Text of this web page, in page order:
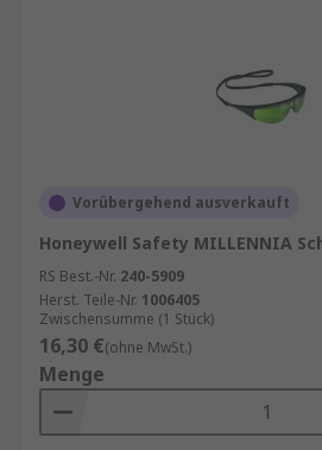
Vorübergehend ausverkauft
Honeywell Safety MILLENNIA
RS Best.-Nr. 240-5909
Herst. Teile-Nr. 1006405
Zwischensumme (1 Stück)
16,30 €(ohne MwSt.)
Menge